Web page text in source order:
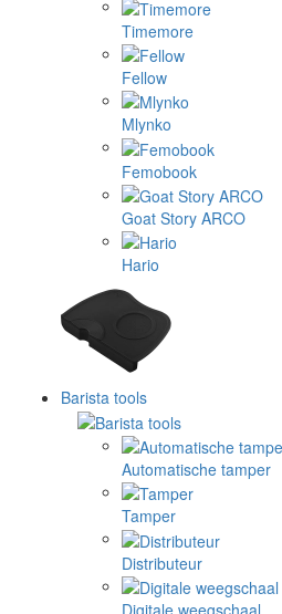
Timemore
Fellow
Mlynko
Femobook
Goat Story ARCO
Hario
Barista tools
Automatische tamper
Tamper
Distributeur
Digitale weegschaal